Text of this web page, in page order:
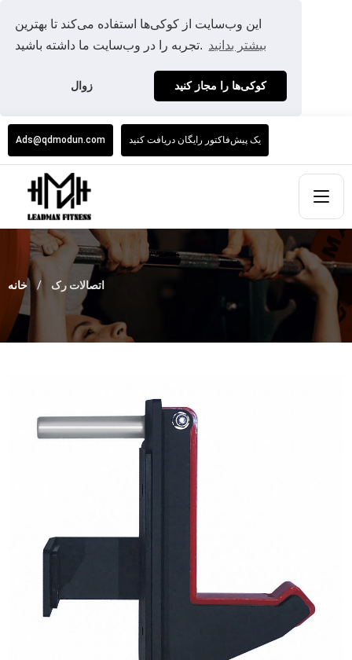
این وب‌سایت از کوکی‌ها استفاده می‌کند تا بهترین
تجربه را در وب‌سایت ما داشته باشید. بیشتر بدانید
زوال کوکی‌ها را مجاز کنید
Ads@qdmodun.com یک پیش‌فاکتور رایگان دریافت کنید
خانه اتصالات رک